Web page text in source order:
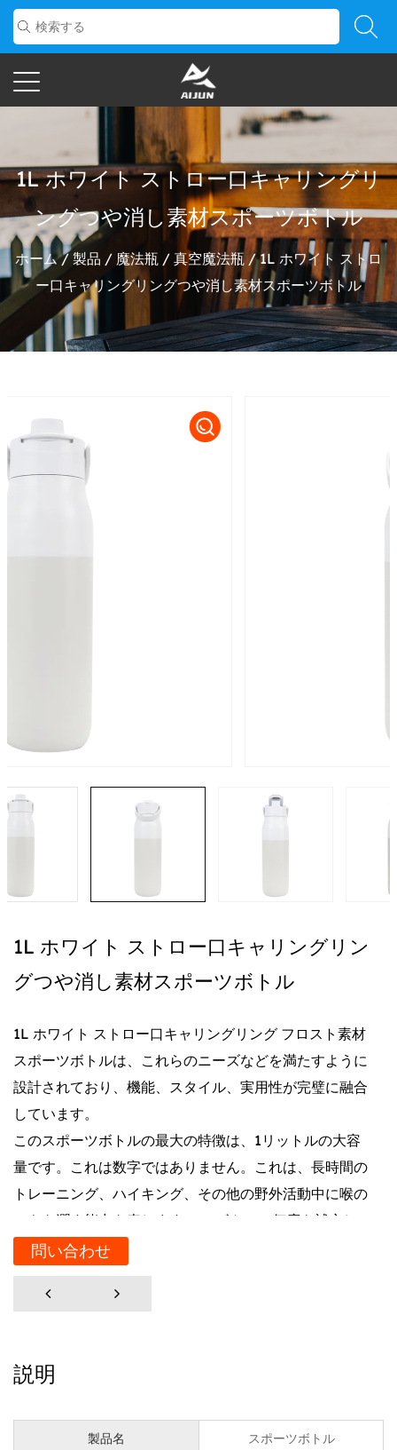
1L ホワイト ストロー口キャリングリ
ングつや消し素材スポーツボトル
ホーム/ 製品 / 魔法瓶 / 真空魔法瓶/1L ホワイト ストロ
ー口キャリングリングつや消し素材スポーツボトル
1L ホワイト ストロー口キャリングリン
グつや消し素材スポーツボトル
1L ホワイト ストロー口キャリングリング フロスト素材
スポーツボトルは、これらのニーズなどを満たすように
設計されており、機能、スタイル、実用性が完璧に融合
しています。
このスポーツボトルの最大の特徴は、1リットルの大容
量です。これは数字ではありません。これは、長時間の
トレーニング、ハイキング、その他の野外活動中に喉の
フキを潤す能力を表します。 、ボトルに何度も補充し
なければならないか、継続的に水分補給を楽しむかの違
いです。水分補給のニーズにしっかり対応してもらえま
キャリングリングが付いているので、行きも簡単です。
簡単に持ち運べます。 それは、全体的なユーザー体験
問い合わせ
説明
製品名 スポーツボトル